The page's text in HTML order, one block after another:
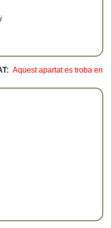
Aquest apartat es troba en